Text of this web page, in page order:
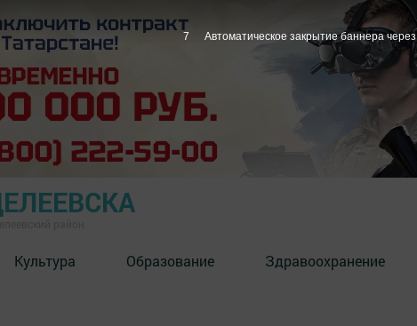
Культура Образование Здравоохранение
6 Автоматическое закрытие баннера через